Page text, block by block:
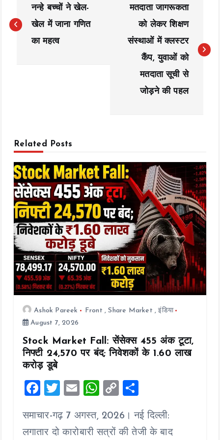
o
s
g
a
o
n
नन्हे बच्चों ने खेल-
खेल में जाना गणित
का महत्व
मतदाता जागरूकता
को लेकर शिक्षण
संस्थाओं में क्लस्टर
कैंप, युवाओं को
मतदाता सूची से
जोड़ने की पहल
Related Posts
Ashok Pareek Front ,Share Market ,इंडिया
August 7, 2026
Stock Market Fall: सेंसेक्स 455 अंक टूटा,
निफ्टी 24,570 पर बंद; निवेशकों के ₹1.60 लाख
करोड़ डूबे
F
ce
b
T
tt
er
E
ai
l
W
at
s
C
p
y
a
re
समाचार-गढ़ 7 अगस्त, 2026। नई दिल्ली:
लगातार दो कारोबारी सत्रों की तेजी के बाद